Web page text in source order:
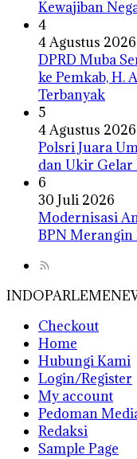
Kewajiban
4
4 Agustus 2026
DPRD Muba
ke Pemkab, H.
Terbanyak
5
4 Agustus 2026
Polsri Juara
dan Ukir Gelar
6
30 Juli 2026
Modernisasi
BPN Merangin
Checkout
Home
Hubungi Kami
Login/Register
My account
Pedoman
Redaksi
Sample Page